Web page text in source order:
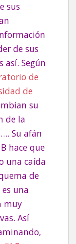
sus
de sus
así. Según
de
de
su
de la
Su afán
hace que
una caída
de
es una
muy
Así